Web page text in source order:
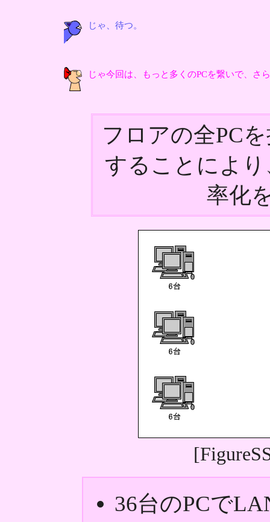
じゃ、待つ。
じゃ今回は、もっと多くのPCを繋いで、さ
フロアの全PC
することによ
率化
36台のPCで